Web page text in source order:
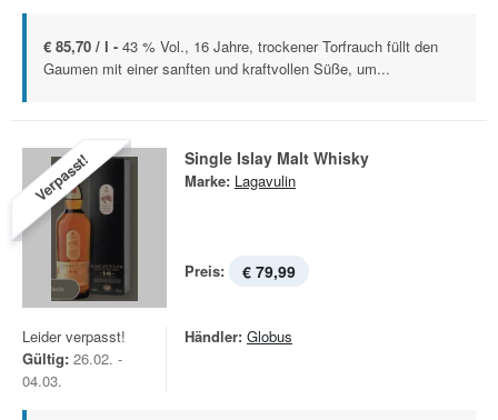
€ 85,70 / l - 43 % Vol., 16 Jahre, trockener Torfrauch füllt den
Gaumen mit einer sanften und kraftvollen Süße, um...
Verpasst! Single Islay Malt Whisky
Marke: Lagavulin
Preis: € 79,99
Leider verpasst!
Gültig: 26.02. -
04.03.
Händler: Globus